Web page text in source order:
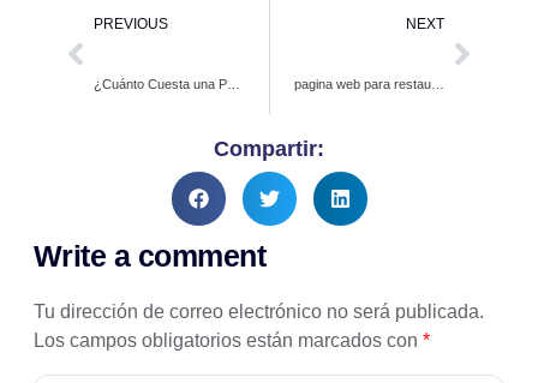
PREVIOUS
¿Cuánto Cuesta una Página Web en Colombia 2026?
NEXT
pagina web para restaurantes colombia
Compartir:
Write a comment
Tu dirección de correo electrónico no será publicada.
Los campos obligatorios están marcados con *